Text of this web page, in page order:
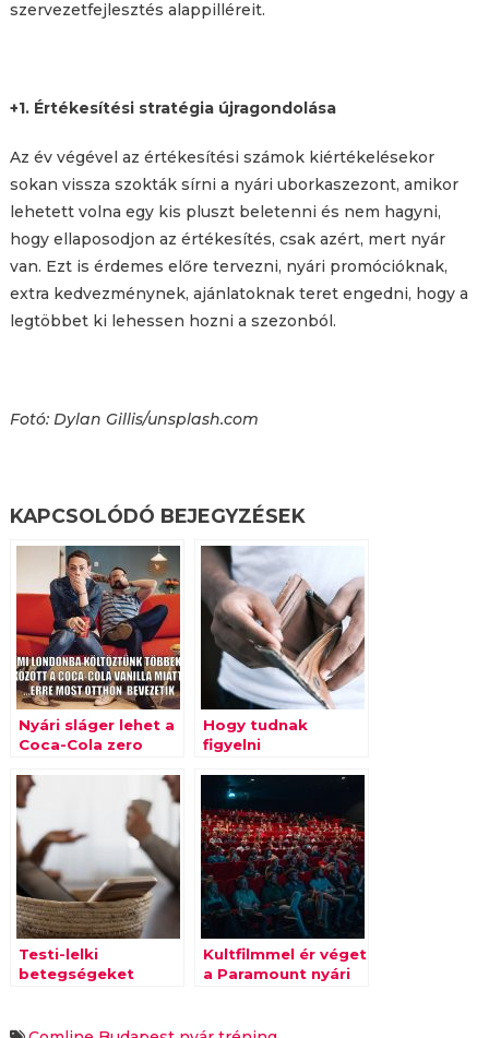
szervezetfejlesztés alappilléreit.
+1. Értékesítési stratégia újragondolása
Az év végével az értékesítési számok kiértékelésekor
sokan vissza szokták sírni a nyári uborkaszezont, amikor
lehetett volna egy kis pluszt beletenni és nem hagyni,
hogy ellaposodjon az értékesítés, csak azért, mert nyár
van. Ezt is érdemes előre tervezni, nyári promócióknak,
extra kedvezménynek, ajánlatoknak teret engedni, hogy a
legtöbbet ki lehessen hozni a szezonból.
Fotó: Dylan Gillis/unsplash.com
KAPCSOLÓDÓ BEJEGYZÉSEK
Nyári sláger lehet a
Coca-Cola zero
Hogy tudnak
figyelni
fiatalok
nyaraláskor?
Testi-lelki
betegségeket
Kultfilmmel ér véget
a Paramount nyári